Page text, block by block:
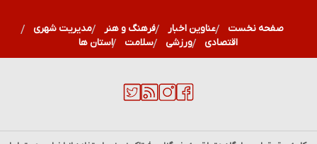
صفحه نخست عناوین اخبار فرهنگ و هنر
مدیریت شهری
اقتصادی
ورزشی سلامت استان ها